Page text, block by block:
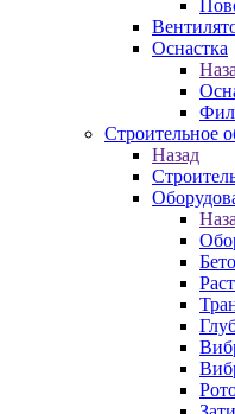
Оснастка
Строительное
Назад